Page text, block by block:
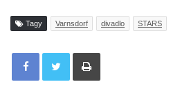
Tagy Varnsdorf divadlo STARS
Tisknout